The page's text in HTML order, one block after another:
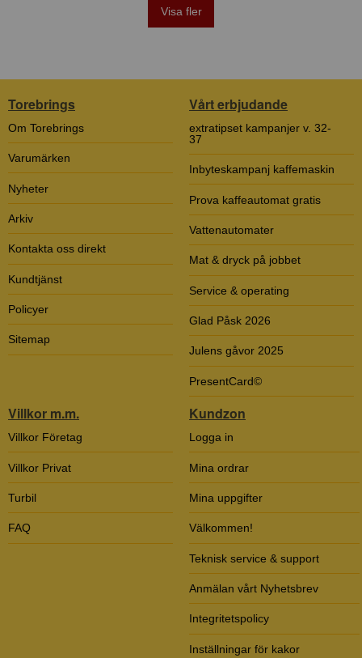
Visa fler
Torebrings
Om Torebrings
Varumärken
Nyheter
Arkiv
Kontakta oss direkt
Kundtjänst
Policyer
Sitemap
Vårt erbjudande
extratipset kampanjer v. 32-
37
Inbyteskampanj kaffemaskin
Prova kaffeautomat gratis
Vattenautomater
Mat & dryck på jobbet
Service & operating
Glad Påsk 2026
Julens gåvor 2025
PresentCard©
Villkor m.m.
Villkor Företag
Villkor Privat
Turbil
FAQ
Kundzon
Logga in
Mina ordrar
Mina uppgifter
Välkommen!
Teknisk service & support
Anmälan vårt Nyhetsbrev
Integritetspolicy
Inställningar för kakor